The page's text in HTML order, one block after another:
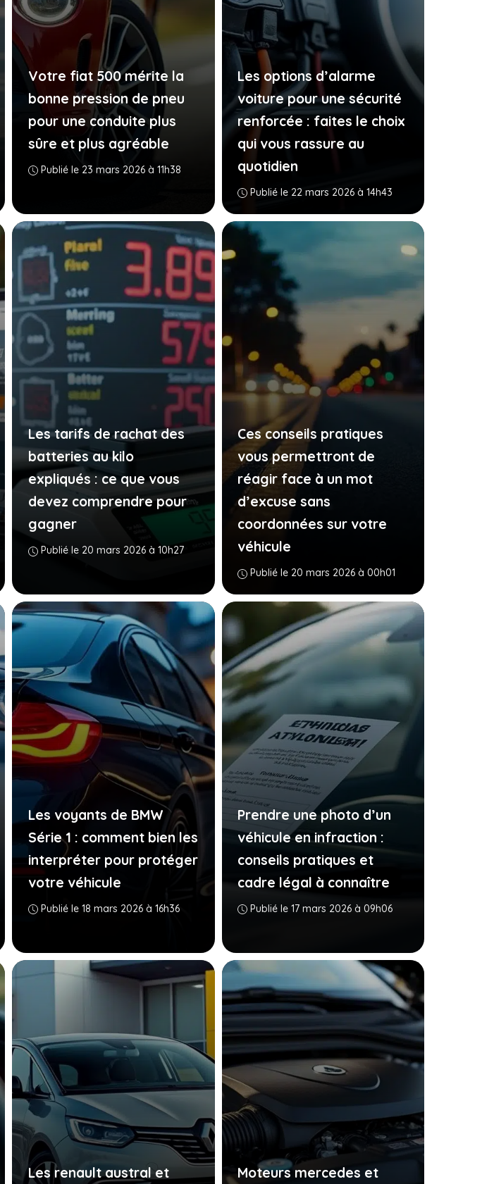
Votre fiat 500 mérite la
bonne pression de pneu
pour une conduite plus
sûre et plus agréable
Publié le 23 mars 2026 à 11h38
Les options d’alarme
voiture pour une sécurité
renforcée : faites le choix
qui vous rassure au
quotidien
Publié le 22 mars 2026 à 14h43
Les tarifs de rachat des
batteries au kilo
expliqués : ce que vous
devez comprendre pour
gagner
Publié le 20 mars 2026 à 10h27
Ces conseils pratiques
vous permettront de
réagir face à un mot
d’excuse sans
coordonnées sur votre
véhicule
Publié le 20 mars 2026 à 00h01
Les voyants de BMW
Série 1 : comment bien les
interpréter pour protéger
votre véhicule
Publié le 18 mars 2026 à 16h36
Prendre une photo d’un
véhicule en infraction :
conseils pratiques et
cadre légal à connaître
Publié le 17 mars 2026 à 09h06
Les renault austral et Moteurs mercedes et